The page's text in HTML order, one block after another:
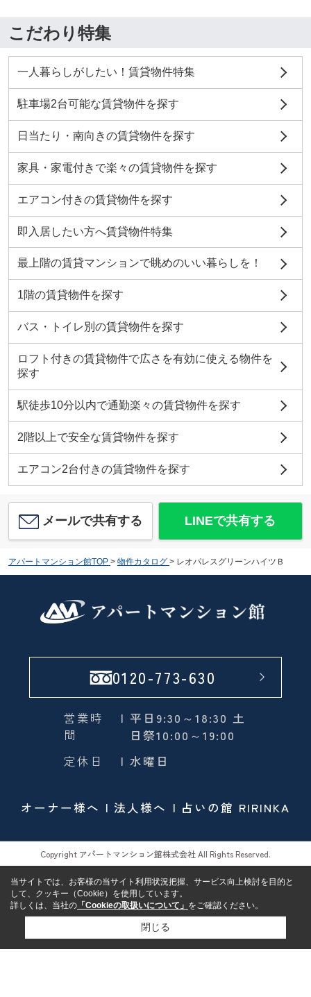
こだわり特集
一人暮らしがしたい！賃貸物件特集
駐車場2台可能な賃貸物件を探す
日当たり・南向きの賃貸物件を探す
家具・家電付きで楽々の賃貸物件を探す
エアコン付きの賃貸物件を探す
即入居したい方へ賃貸物件特集
最上階の賃貸マンションで眺めのいい暮らしを！
1階の賃貸物件を探す
バス・トイレ別の賃貸物件を探す
ロフト付きの賃貸物件で広さを有効に使える物件を
探す
駅徒歩10分以内で通勤楽々の賃貸物件を探す
2階以上で安全な賃貸物件を探す
エアコン2台付きの賃貸物件を探す
メールで共有する LINEで共有する
アパートマンション館TOP > 物件カタログ > レオパレスグリーンハイツＢ
0120-773-630
営業時
間
| 平日9:30～18:30 土
日祭10:00～19:00
定休日
| 水曜日
オーナー様へ 法人様へ 占いの館 RIRINKA
Copyright アパートマンション館株式会社 All Rights Reserved.
当サイトでは、お客様の当サイト利用状況把握、サービス向上検討を目的と
して、クッキー（Cookie）を使用しています。
詳しくは、当社の 「Cookieの取扱いについて」 をご確認ください。
閉じる